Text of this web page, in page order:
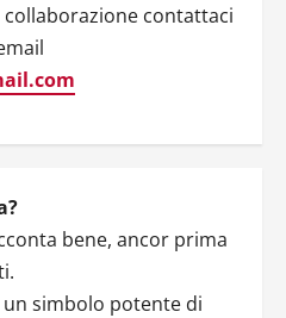
contattaci
bene, ancor prima
simbolo potente di